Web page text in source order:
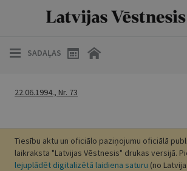
SADAĻAS
22.06.1994., Nr. 73
Tiesību aktu un oficiālo paziņojumu oficiālā
laikraksta "Latvijas Vēstnesis" drukas versijā.
lejuplādēt digitalizētā laidiena saturu (no